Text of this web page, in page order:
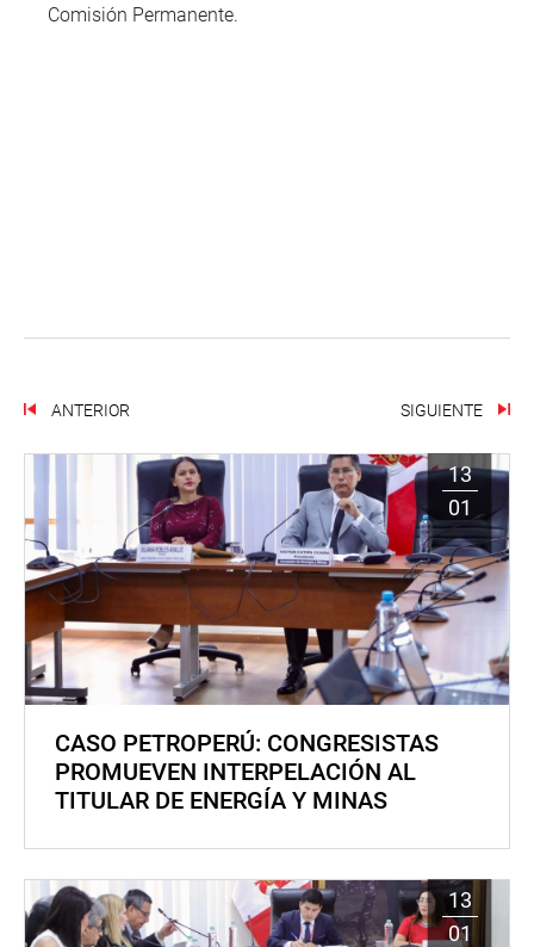
Comisión Permanente.
ANTERIOR SIGUIENTE
13
01
CASO PETROPERÚ: CONGRESISTAS
PROMUEVEN INTERPELACIÓN AL
TITULAR DE ENERGÍA Y MINAS
13
01